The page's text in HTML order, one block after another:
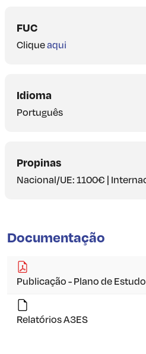
FUC
Cliqueaqui
Idioma
Português
Propinas
Nacional/UE: 1100€ |
Documentação
Publicação - Plano de
Relatórios A3ES